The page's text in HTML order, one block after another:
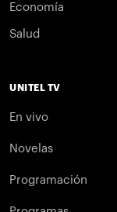
Economía
Salud
UNITEL TV
En vivo
Novelas
Programación